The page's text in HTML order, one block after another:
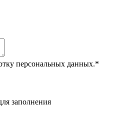
персональных данных.*
заполнения